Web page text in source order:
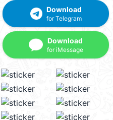
Download
for Telegram
Download
for iMessage